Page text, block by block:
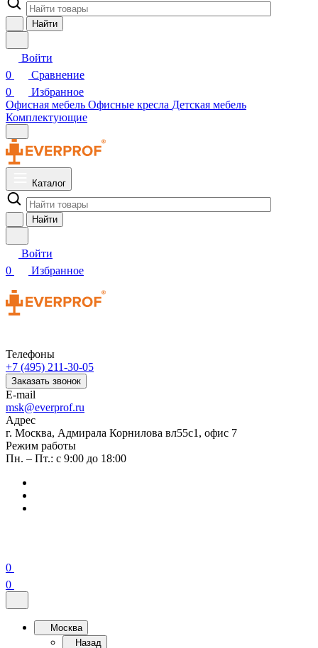
Найти
Войти
0
Сравнение
0
Избранное
Офисная мебель Офисные кресла Детская мебель
Комплектующие
Каталог
Найти
Войти
0
Избранное
Телефоны
+7 (495) 211-30-05
Заказать звонок
E-mail
msk@everprof.ru
Адрес
г. Москва, Адмирала Корнилова вл55с1, офис 7
Режим работы
Пн. – Пт.: с 9:00 до 18:00
0
0
Москва
Назад